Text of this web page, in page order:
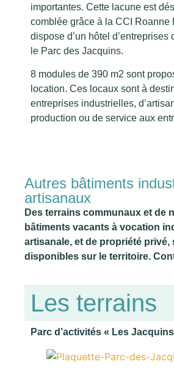
importantes. Cette lacune est
comblée grâce à la CCI Roanne
dispose d’un hôtel d’entreprises
le Parc des Jacquins.
8 modules de 390 m2 sont
location. Ces locaux sont à
entreprises industrielles,
production ou de service aux
Autres bâtiments
artisanaux
Des terrains communaux et de
bâtiments vacants à vocation
artisanale, et de propriété privé,
disponibles sur le territoire.
Les terrains
Parc d’activités « Les